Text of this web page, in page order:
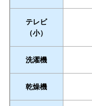
テレビ
（小）
洗濯機
乾燥機